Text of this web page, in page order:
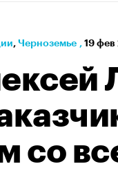
⁠, Черноземье , 19 фев
со